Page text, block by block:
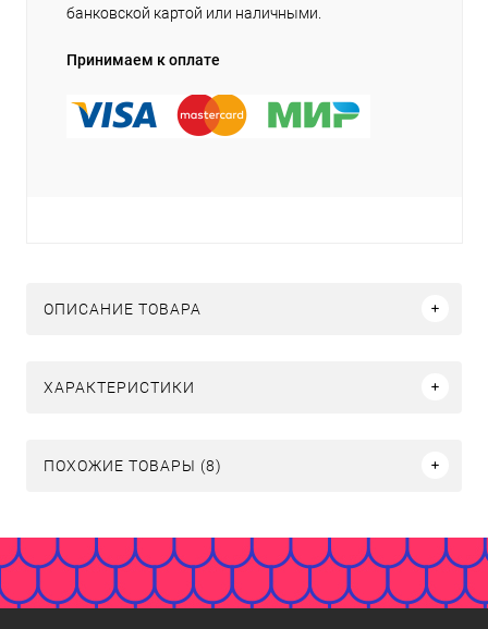
банковской картой или наличными.
Принимаем к оплате
ОПИСАНИЕ ТОВАРА
ХАРАКТЕРИСТИКИ
ПОХОЖИЕ ТОВАРЫ (8)